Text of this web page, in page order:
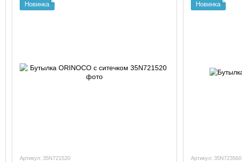
Новинка
Артикул: 35N721520
Новинка
Артикул: 35N723560